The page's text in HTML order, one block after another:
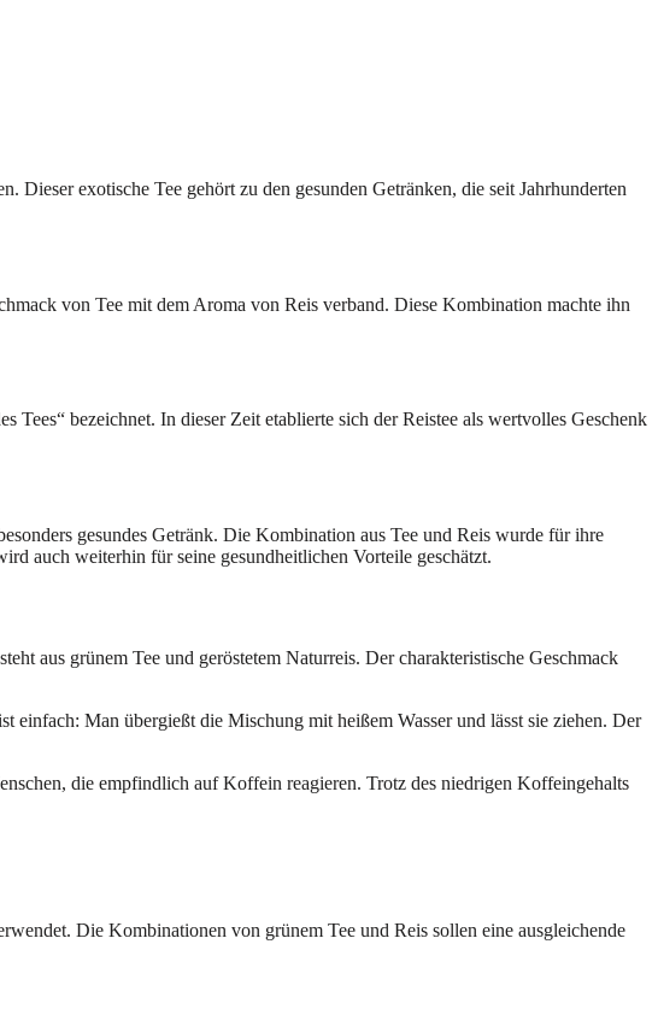
exotische Tee gehört zu den gesunden Getränken, die seit Jahrhunderten
von Tee mit dem Aroma von Reis verband. Diese Kombination machte ihn
bezeichnet. In dieser Zeit etablierte sich der Reistee als wertvolles Geschenk
gesundes Getränk. Die Kombination aus Tee und Reis wurde für ihre
auch weiterhin für seine gesundheitlichen Vorteile geschätzt.
aus grünem Tee und geröstetem Naturreis. Der charakteristische Geschmack
Man übergießt die Mischung mit heißem Wasser und lässt sie ziehen. Der
die empfindlich auf Koffein reagieren. Trotz des niedrigen Koffeingehalts
Die Kombinationen von grünem Tee und Reis sollen eine ausgleichende